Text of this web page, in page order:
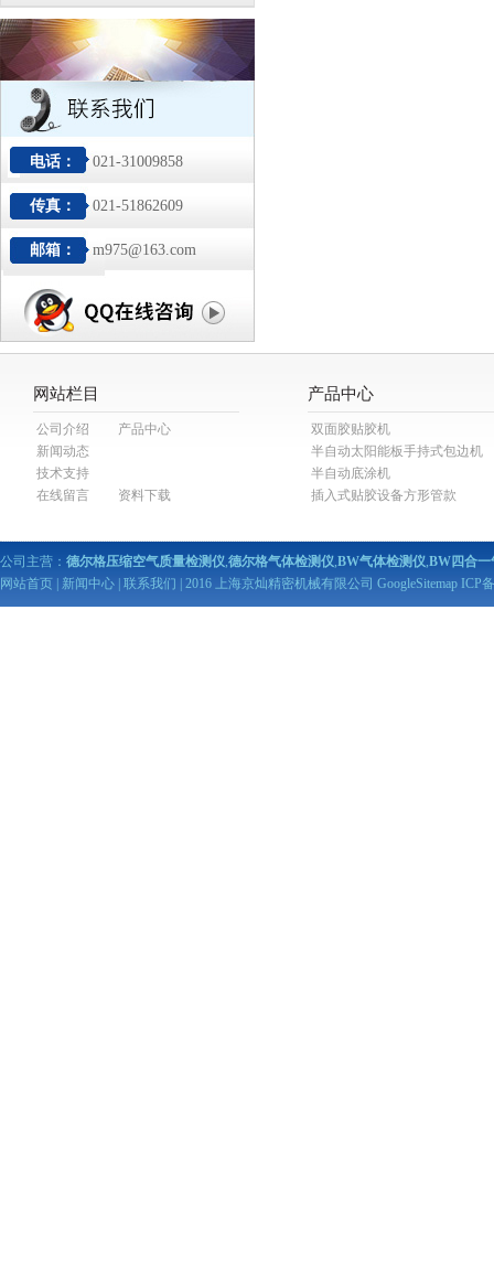
电话： 021-31009858
传真： 021-51862609
邮箱： m975@163.com
网站栏目
公司介绍
产品中心
新闻动态
技术支持
在线留言
资料下载
产品中心
双面胶贴胶机
半自动太阳能板手持式包边机
半自动底涂机
插入式贴胶设备方形管款
公司主营： 德尔格压缩空气质量检测仪,德尔格气体检测仪,BW气体检测仪,BW四合一
网站首页
新闻中心 联系我们 | 2016 上海京灿精密机械有限公司 GoogleSitemap ICP